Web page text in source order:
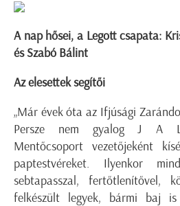
A nap hősei, a Legott csapata:
és Szabó Bálint
Az elesettek segítői
„Már évek óta az Ifjúsági
Persze nem gyalog J A
Mentőcsoport vezetőjeként
paptestvéreket. Ilyenkor
sebtapasszal, fertőtlenítővel,
felkészült legyek, bármi baj